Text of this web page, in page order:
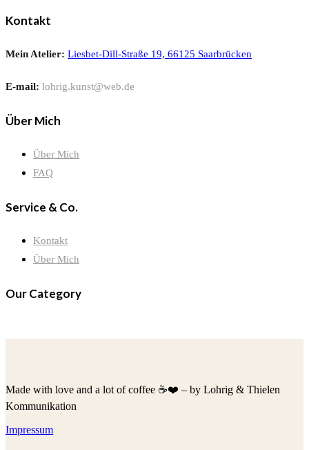
Kontakt
Mein Atelier: Liesbet-Dill-Straße 19, 66125 Saarbrücken
E-mail: lohrig.kunst@web.de
Über Mich
Über Mich
FAQ
Service & Co.
Kontakt
Über Mich
Our Category
Made with love and a lot of coffee ☕️❤️ – by Lohrig & Thielen
Kommunikation
Impressum